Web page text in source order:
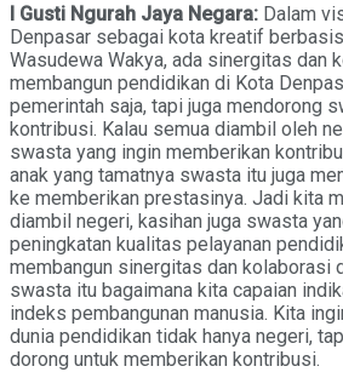
I Gusti Ngurah Jaya Negara: Dalam
Denpasar sebagai kota kreatif
Wasudewa Wakya, ada sinergitas dan
membangun pendidikan di Kota
pemerintah saja, tapi juga mendorong
kontribusi. Kalau semua diambil oleh
swasta yang ingin memberikan
anak yang tamatnya swasta itu juga
ke memberikan prestasinya. Jadi kita
diambil negeri, kasihan juga swasta
peningkatan kualitas pelayanan
membangun sinergitas dan kolaborasi
swasta itu bagaimana kita capaian
indeks pembangunan manusia. Kita
dunia pendidikan tidak hanya negeri,
dorong untuk memberikan kontribusi.